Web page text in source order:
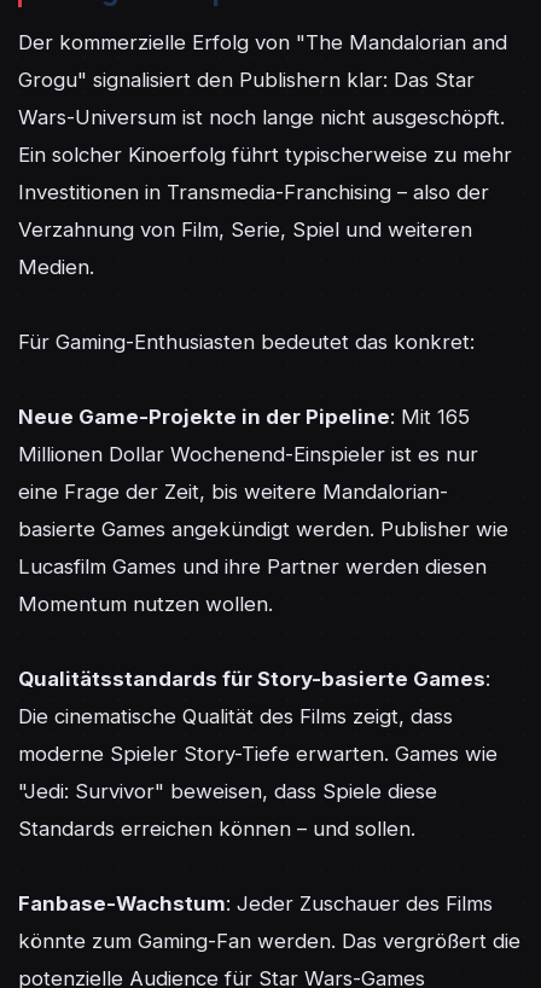
Der kommerzielle Erfolg von "The Mandalorian and
Grogu" signalisiert den Publishern klar: Das Star
Wars-Universum ist noch lange nicht ausgeschöpft.
Ein solcher Kinoerfolg führt typischerweise zu mehr
Investitionen in Transmedia-Franchising – also der
Verzahnung von Film, Serie, Spiel und weiteren
Medien.
Für Gaming-Enthusiasten bedeutet das konkret:
Neue Game-Projekte in der Pipeline: Mit 165
Millionen Dollar Wochenend-Einspieler ist es nur
eine Frage der Zeit, bis weitere Mandalorian-
basierte Games angekündigt werden. Publisher wie
Lucasfilm Games und ihre Partner werden diesen
Momentum nutzen wollen.
Qualitätsstandards für Story-basierte Games:
Die cinematische Qualität des Films zeigt, dass
moderne Spieler Story-Tiefe erwarten. Games wie
"Jedi: Survivor" beweisen, dass Spiele diese
Standards erreichen können – und sollen.
Fanbase-Wachstum: Jeder Zuschauer des Films
könnte zum Gaming-Fan werden. Das vergrößert die
potenzielle Audience für Star Wars-Games